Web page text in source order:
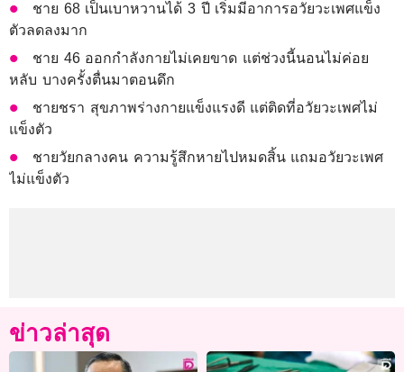
ชาย 68 เป็นเบาหวานได้ 3 ปี เริ่มมีอาการอวัยวะเพศแข็ง
ตัวลดลงมาก
ชาย 46 ออกกำลังกายไม่เคยขาด แต่ช่วงนี้นอนไม่ค่อย
หลับ บางครั้งตื่นมาตอนดึก
ชายชรา สุขภาพร่างกายแข็งแรงดี แต่ติดที่อวัยวะเพศไม่
แข็งตัว
ชายวัยกลางคน ความรู้สึกหายไปหมดสิ้น แถมอวัยวะเพศ
ไม่แข็งตัว
ข่าวล่าสุด